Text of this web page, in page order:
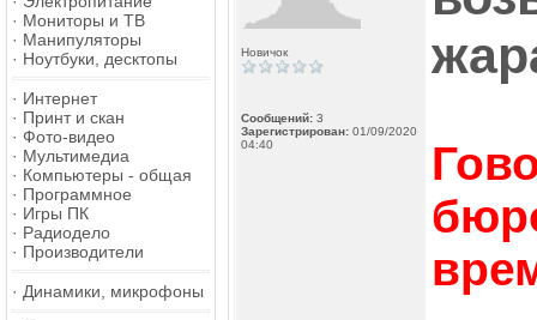
· Мониторы и ТВ
· Манипуляторы
· Ноутбуки, десктопы
· Интернет
· Принт и скан
· Фото-видео
· Мультимедиа
· Компьютеры - общая
· Программное
· Игры ПК
· Радиодело
· Производители
· Динамики, микрофоны
Новичок
Сообщений: 3
Зарегистрирован: 01/09/2020
04:40